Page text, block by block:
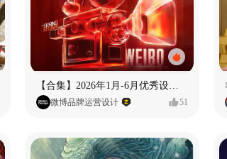
【合集】2026年1月-6月优秀设计作品（上）
微博品牌运营设计 51